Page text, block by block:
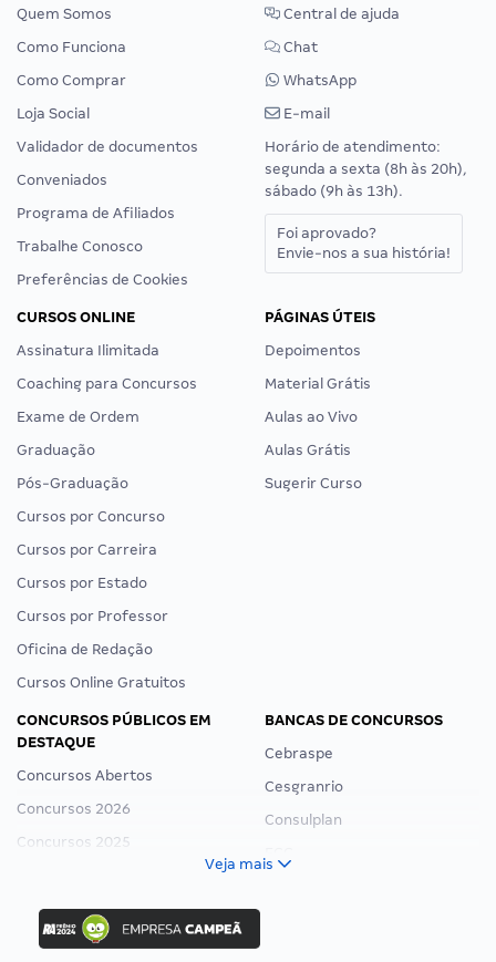
Quem Somos
Como Funciona
Como Comprar
Loja Social
Validador de documentos
Conveniados
Programa de Afiliados
Trabalhe Conosco
Preferências de Cookies
Central de ajuda
Chat
WhatsApp
E-mail
Horário de atendimento:
segunda a sexta (8h às 20h),
sábado (9h às 13h).
Foi aprovado?
Envie-nos a sua história!
CURSOS ONLINE
Assinatura Ilimitada
Coaching para Concursos
Exame de Ordem
Graduação
Pós-Graduação
Cursos por Concurso
Cursos por Carreira
Cursos por Estado
Cursos por Professor
Oficina de Redação
Cursos Online Gratuitos
PÁGINAS ÚTEIS
Depoimentos
Material Grátis
Aulas ao Vivo
Aulas Grátis
Sugerir Curso
CONCURSOS PÚBLICOS EM
DESTAQUE
Concursos Abertos
Concursos 2026
Concursos 2025
Concurso Ibama
Concurso MPU
BANCAS DE CONCURSOS
Cebraspe
Cesgranrio
Consulplan
Veja mais